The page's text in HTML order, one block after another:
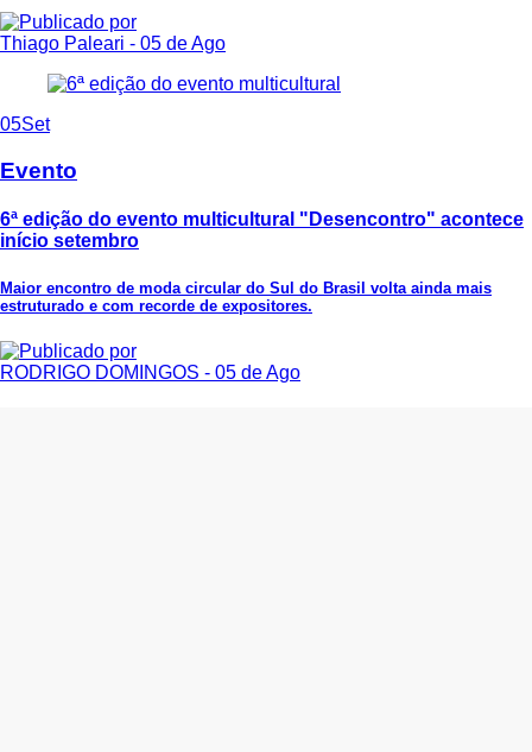
Thiago Paleari - 05 de Ago
05Set
Evento
6ª edição do evento multicultural "Desencontro" acontece
início setembro
Maior encontro de moda circular do Sul do Brasil volta ainda mais
estruturado e com recorde de expositores.
RODRIGO DOMINGOS - 05 de Ago